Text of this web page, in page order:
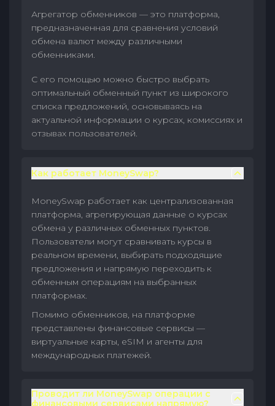
Агрегатор обменников — это платформа,
предназначенная для сравнения условий
обмена валют между различными
обменниками.
С его помощью можно быстро выбрать
оптимальный обменный пункт из широкого
списка предложений, основываясь на
актуальной информации о курсах, комиссиях и
отзывах пользователей.
Как работает MoneySwap?
MoneySwap работает как централизованная
платформа, агрегирующая данные о курсах
обмена у различных обменных пунктов.
Пользователи могут сравнивать курсы в
реальном времени, выбирать подходящие
предложения и напрямую переходить к
обменным операциям на выбранных
платформах.
Помимо обменников, на платформе
представлены финансовые сервисы —
виртуальные карты, eSIM и агенты для
международных платежей.
Проводит ли MoneySwap операции с
финансовыми сервисами напрямую?